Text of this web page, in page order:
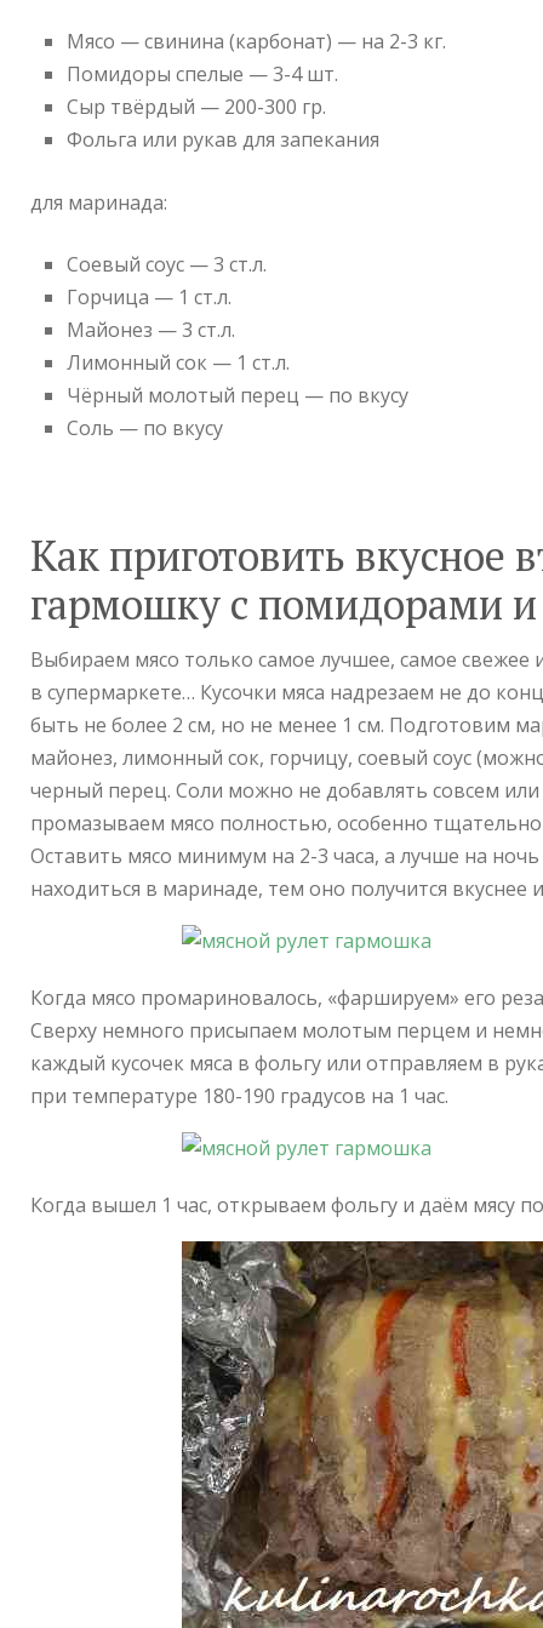
Мясо — свинина (карбонат) — на 2-3 кг.
Помидоры спелые — 3-4 шт.
Сыр твёрдый — 200-300 гр.
Фольга или рукав для запекания
для маринада:
Соевый соус — 3 ст.л.
Горчица — 1 ст.л.
Майонез — 3 ст.л.
Лимонный сок — 1 ст.л.
Чёрный молотый перец — по вкусу
Соль — по вкусу
Как приготовить вкусное
гармошку с помидорами
Выбираем мясо только самое лучшее, самое
в супермаркете… Кусочки мяса надрезаем не до
быть не более 2 см, но не менее 1 см. Подготовим
майонез, лимонный сок, горчицу, соевый соус
черный перец. Соли можно не добавлять совсем
промазываем мясо полностью, особенно
Оставить мясо минимум на 2-3 часа, а лучше на
находиться в маринаде, тем оно получится вкуснее
Когда мясо промариновалось, «фаршируем» его
Сверху немного присыпаем молотым перцем и
каждый кусочек мяса в фольгу или отправляем в
при температуре 180-190 градусов на 1 час.
Когда вышел 1 час, открываем фольгу и даём мясу